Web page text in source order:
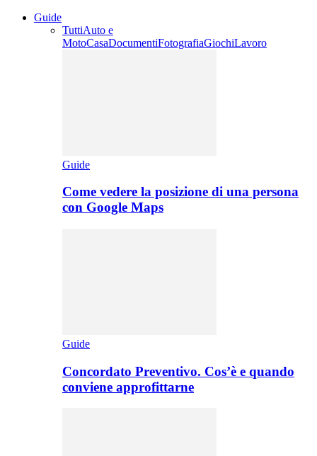
Guide
TuttiAuto e
MotoCasaDocumentiFotografiaGiochiLavoro
Guide
Come vedere la posizione di una persona
con Google Maps
Guide
Concordato Preventivo. Cos’è e quando
conviene approfittarne